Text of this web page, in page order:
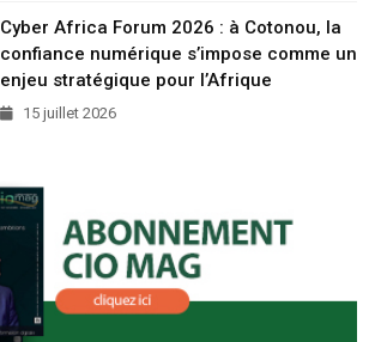
Cyber Africa Forum 2026 : à Cotonou, la
confiance numérique s’impose comme un
enjeu stratégique pour l’Afrique
15 juillet 2026